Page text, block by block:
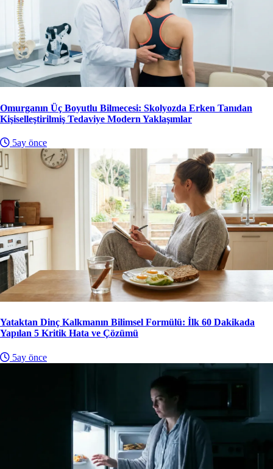
Omurganın Üç Boyutlu Bilmecesi: Skolyozda Erken Tanıdan
Kişiselleştirilmiş Tedaviye Modern Yaklaşımlar
5ay önce
Yataktan Dinç Kalkmanın Bilimsel Formülü: İlk 60 Dakikada
Yapılan 5 Kritik Hata ve Çözümü
5ay önce